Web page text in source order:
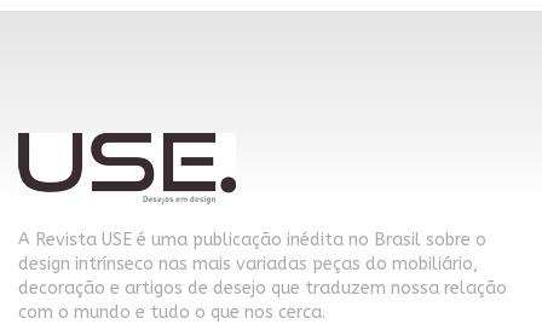
A Revista USE é uma publicação inédita no Brasil sobre o
design intrínseco nas mais variadas peças do mobiliário,
decoração e artigos de desejo que traduzem nossa relação
com o mundo e tudo o que nos cerca.